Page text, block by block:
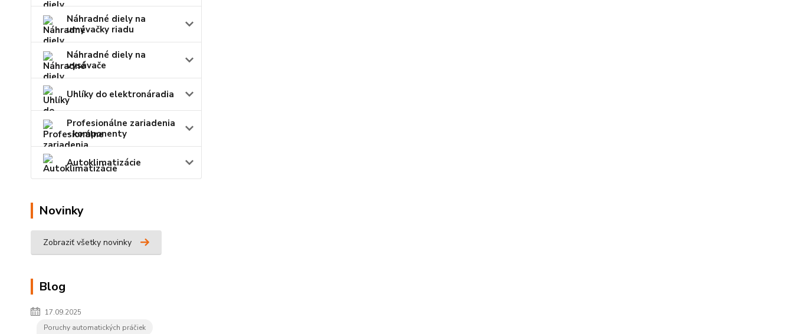
Náhradné diely na
umývačky riadu
Náhradné diely na
vysávače
Uhlíky do elektronáradia
Profesionálne zariadenia
- komponenty
Autoklimatizácie
Novinky
Zobraziť všetky novinky
Blog
17.09.2025
Poruchy automatických práčiek